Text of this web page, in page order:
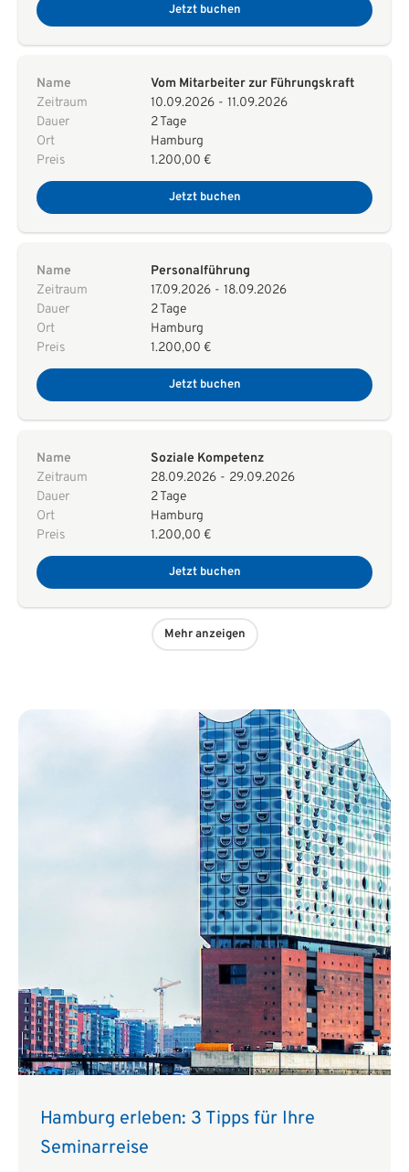
Jetzt buchen
Name
Vom Mitarbeiter zur Führungskraft
Zeitraum
10.09.2026 - 11.09.2026
Dauer
2 Tage
Ort
Hamburg
Preis
1.200,00 €
Jetzt buchen
Name
Personalführung
Zeitraum
17.09.2026 - 18.09.2026
Dauer
2 Tage
Ort
Hamburg
Preis
1.200,00 €
Jetzt buchen
Name
Soziale Kompetenz
Zeitraum
28.09.2026 - 29.09.2026
Dauer
2 Tage
Ort
Hamburg
Preis
1.200,00 €
Jetzt buchen
Mehr anzeigen
Hamburg erleben: 3 Tipps für Ihre
Seminarreise